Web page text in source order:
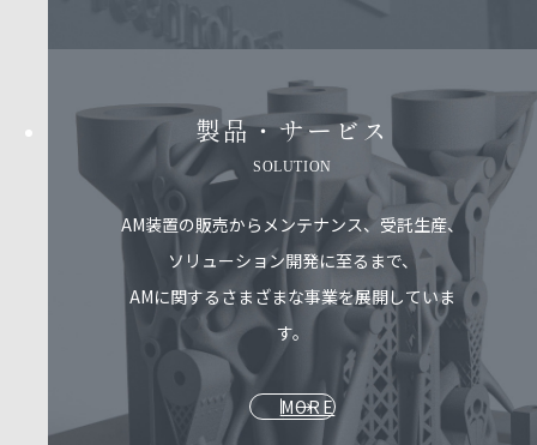
製品・サービス​
SOLUTION
AM装置の販売からメンテナンス、受託生産、
ソリューション開発に至るまで、
AMに関するさまざまな事業を展開していま
す。
MORE